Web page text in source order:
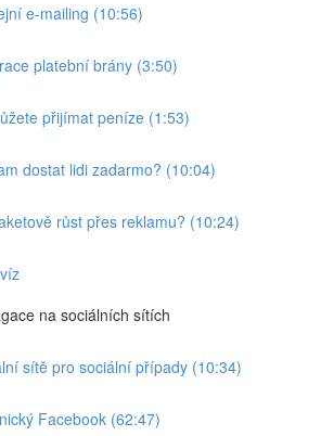
e-mailing (10:56)
platební brány (3:50)
přijímat peníze (1:53)
dostat lidi zadarmo? (10:04)
růst přes reklamu? (10:24)
na sociálních sítích
sítě pro sociální případy (10:34)
Facebook (62:47)